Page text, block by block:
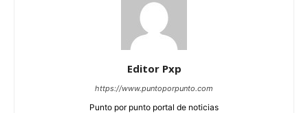
Editor Pxp
https://www.puntoporpunto.com
Punto por punto portal de noticias